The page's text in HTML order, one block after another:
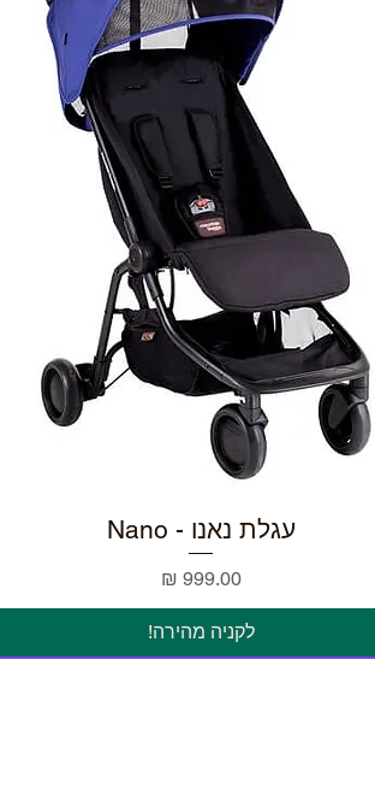
תצוגה מהירה
עגלת נאנו - Nano
מחיר‏999.00 ‏₪
לקניה מהירה!